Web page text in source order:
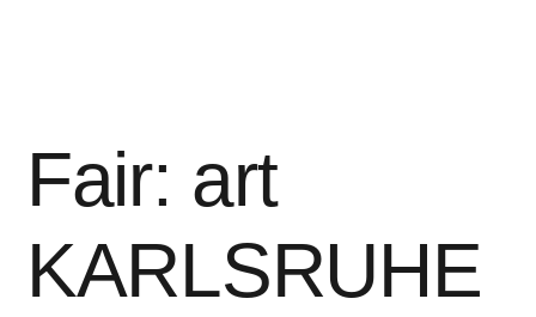
Fair: art
KARLSRUHE